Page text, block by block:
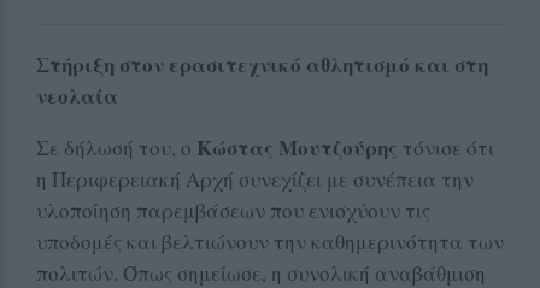
Στήριξη στον ερασιτεχνικό αθλητισμό και στη
νεολαία
Σε δήλωσή του, ο Κώστας Μουτζούρης τόνισε ότι
η Περιφερειακή Αρχή συνεχίζει με συνέπεια την
υλοποίηση παρεμβάσεων που ενισχύουν τις
υποδομές και βελτιώνουν την καθημερινότητα των
πολιτών. Όπως σημείωσε, η συνολική αναβάθμιση